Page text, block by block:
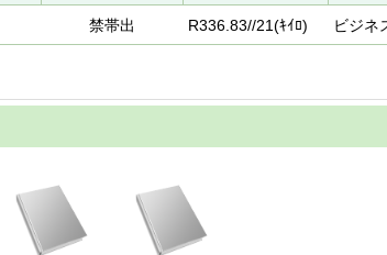
禁帯出 R336.83//21(ｷｲﾛ) ビジネ